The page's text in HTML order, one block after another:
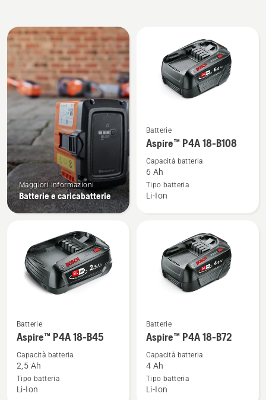
Tutti
i
prodotti
Maggiori informazioni
Batterie e caricabatterie
Vedi
maggiori
su
Aspire™
P4A
Batterie
Aspire™ P4A 18-B108
Capacità batteria
6 Ah
Tipo batteria
Li-Ion
Vedi
maggiori
su
Aspire™
P4A
Batterie
Aspire™ P4A 18-B45
Capacità batteria
2,5 Ah
Tipo batteria
Li-Ion
Vedi
maggiori
su
Aspire™
P4A
Batterie
Aspire™ P4A 18-B72
Capacità batteria
4 Ah
Tipo batteria
Li-Ion